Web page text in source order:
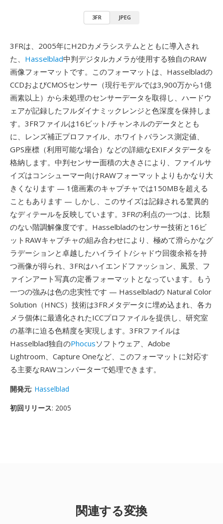
3FR JPEG
3FRは、2005年にH2Dカメラシステムとともに導入され
た、 Hasselblad中判デジタルカメラが使用する独自のRAW
画像フォーマットです。このフォーマットは、Hasselbladの
CCDおよびCMOSセンサー（現行モデルでは3,900万から1億
画素以上）から未処理のセンサーデータを取得し、ハードウ
ェアが記録したフルダイナミックレンジと色深度を保持しま
す。3FRファイルは16ビット/チャンネルのデータととも
に、レンズ補正プロファイル、ホワイトバランス測定値、
GPS座標（利用可能な場合）などの詳細なEXIFメタデータを
格納します。中判センサー面積の大きさにより、ファイルサ
イズはコンシューマー向けRAWフォーマットよりもかなり大
きくなります — 1億画素のキャプチャでは150MBを超える
こともあります — しかし、このサイズは記録される驚異的
なディテールを反映しています。3FRの利点の一つは、比類
のない階調解像度です。Hasselbladのセンサー技術と16ビ
ットRAWキャプチャの組み合わせにより、極めて滑らかなグ
ラデーションと卓越したハイライト/シャドウ回復余裕を持
つ画像が得られ、3FRはハイエンドファッション、風景、フ
ァインアート写真の定番フォーマットとなっています。もう
一つの強みは色の忠実性です — Hasselbladの Natural Color
Solution（HNCS）技術は3FRメタデータに埋め込まれ、各カ
メラ個体に最適化されたICCプロファイルを提供し、研究室
の基準に迫る色精度を実現します。3FRファイルは
Hasselblad独自のPhocusソフトウェア、Adobe
Lightroom、Capture Oneなど、このフォーマットに対応す
る主要なRAWコンバーターで処理できます。
開発元: Hasselblad
初回リリース: 2005
関連する変換